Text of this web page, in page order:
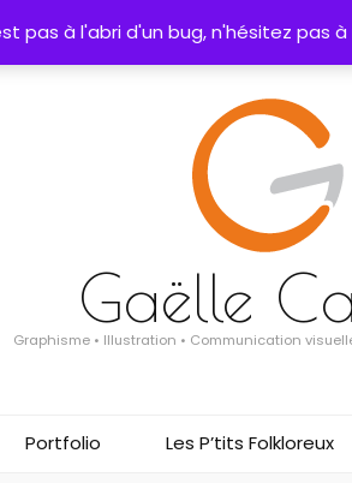
pas à l'abri d'un bug, n'hésitez pas
Gaëlle
Graphisme • Illustration • Communication
Portfolio Les P’tits Folkloreux